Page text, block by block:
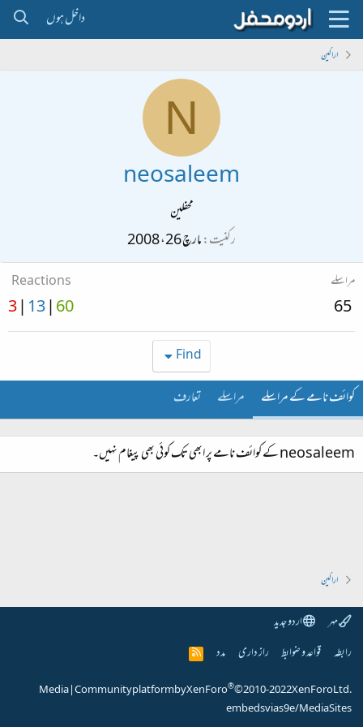
داخل ہوں
اراکین
N
neosaleem
محفلین
رکنیت مارچ 26، 2008
مراسلے
65
Reactions
60
13
3
Find
کوائف نامے کے مراسلے مراسلے تعارف
neosaleem کے کوائف نامے پر ابھی تک کوئی بھی پیغام نہیں۔
اراکین
مہر
اردو جدید
رابطہ قواعد و ضوابط راز داری مدد
R
S
Community platform by XenForo®© 2010-2022 XenForo Ltd.
|
Media
embeds via s9e/MediaSites